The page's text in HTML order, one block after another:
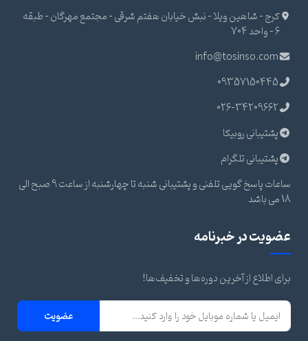
کرج - شاهین ویلا - نبش خیابان هفتم شرقی - مجتمع مهرگان - طبقه
6 - واحد 704
info@tosinso.com
09357150445
026-34209662
پشتیبانی روبیکا
پشتیبانی تلگرام
ساعات پاسخ گویی تلفنی و پشتیبانی شنبه تا چهارشنبه از ساعت 9 صبح الی
18 می باشد
عضویت در خبرنامه
برای اطلاع از آخرین دوره‌ها و تخفیف‌ها!
عضویت